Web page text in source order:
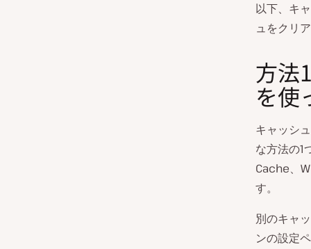
以下、キ
ュをクリ
方法
を使
キャッシ
な方法の1
Cache、
す。
別のキャ
ンの設定